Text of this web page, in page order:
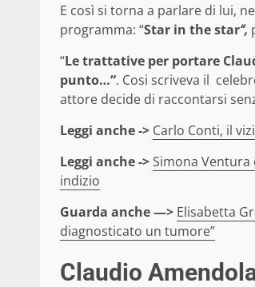
E così si torna a parlare di lui,
programma: “Star in the star“,
“Le trattative per portare
punto…“. Cosi scriveva il
attore decide di raccontarsi
Leggi anche -> Carlo Conti, il
Leggi anche ->Simona
indizio
Guarda anche —> Elisabetta
diagnosticato un tumore”
Claudio